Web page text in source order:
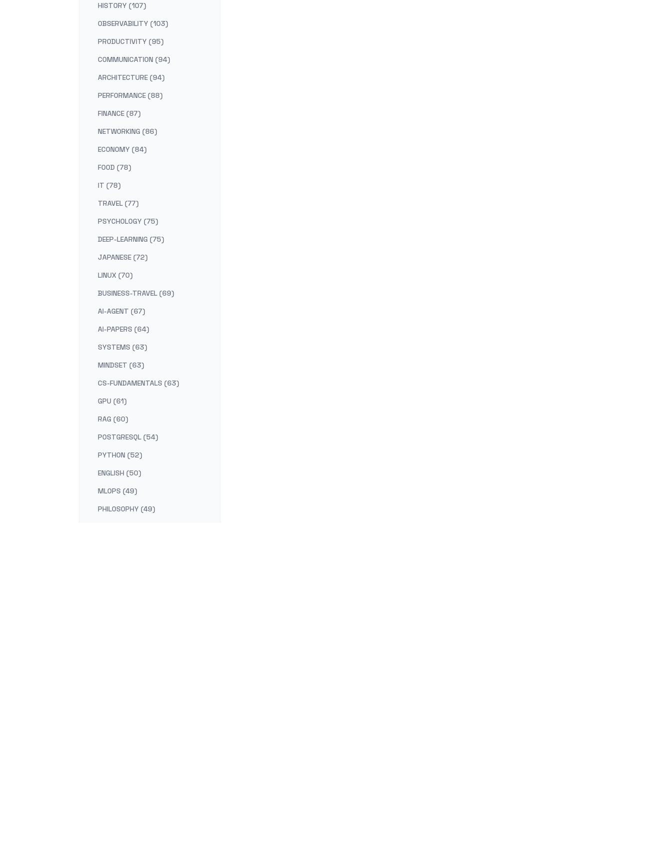
HISTORY (107)
OBSERVABILITY (103)
PRODUCTIVITY (95)
COMMUNICATION (94)
ARCHITECTURE (94)
PERFORMANCE (88)
FINANCE (87)
NETWORKING (86)
ECONOMY (84)
FOOD (78)
IT (78)
TRAVEL (77)
PSYCHOLOGY (75)
DEEP-LEARNING (75)
JAPANESE (72)
LINUX (70)
BUSINESS-TRAVEL (69)
AI-AGENT (67)
AI-PAPERS (64)
SYSTEMS (63)
MINDSET (63)
CS-FUNDAMENTALS (63)
GPU (61)
RAG (60)
POSTGRESQL (54)
PYTHON (52)
ENGLISH (50)
MLOPS (49)
PHILOSOPHY (49)